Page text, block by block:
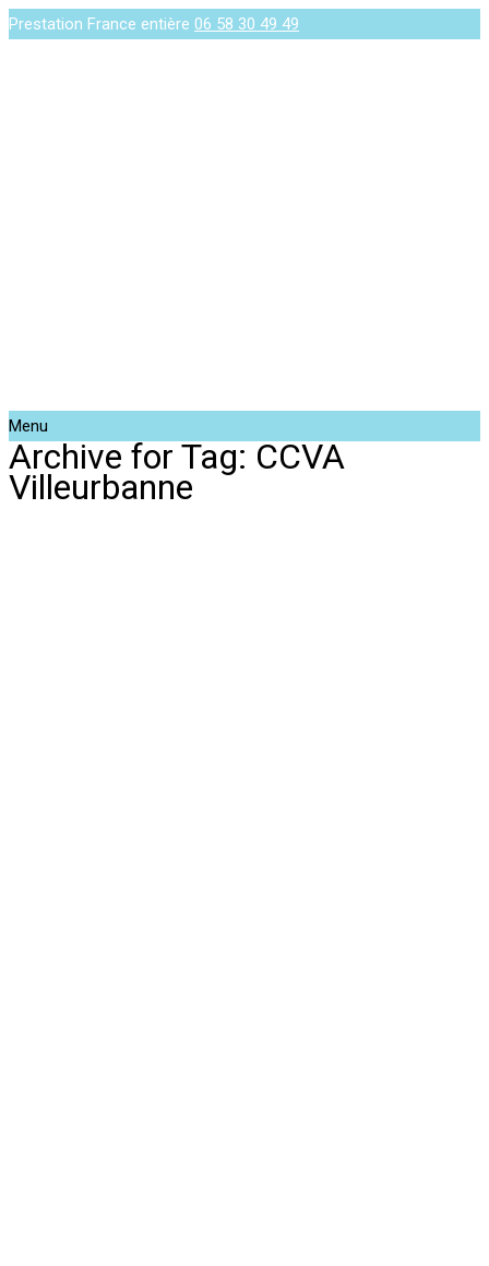
Prestation France entière 06 58 30 49 49
Menu
Archive for Tag: CCVA
Villeurbanne